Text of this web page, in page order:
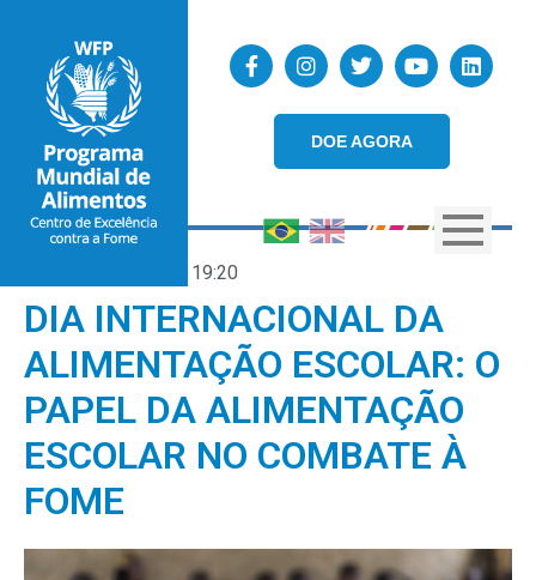
DOE AGORA
19:20
DIA INTERNACIONAL DA
ALIMENTAÇÃO ESCOLAR: O
PAPEL DA ALIMENTAÇÃO
ESCOLAR NO COMBATE À
FOME